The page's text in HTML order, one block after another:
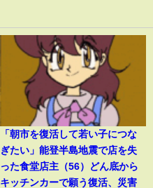
「朝市を復活して若い子につな
ぎたい」能登半島地震で店を失
った食堂店主（56）どん底から
キッチンカーで願う復活、災害